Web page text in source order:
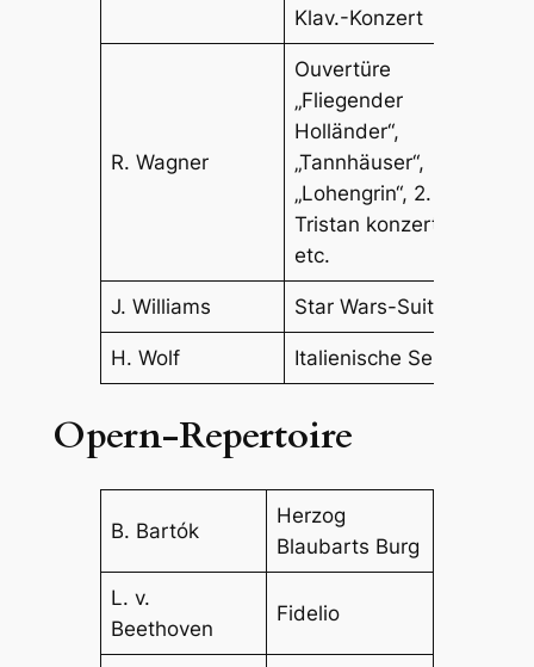
Klav.-Konzert
R. Wagner
Ouvertüre
„Fliegender
Holländer“,
„Tannhäuser“,
„Lohengrin“, 2. Akt
Tristan konzertant
etc.
J. Williams Star Wars-Suite
H. Wolf Italienische Serenade
Opern-Repertoire
B. Bartók
Herzog
Blaubarts Burg
L. v.
Beethoven
Fidelio